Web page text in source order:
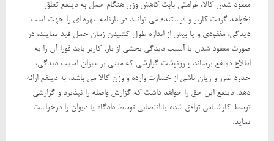
مفقود شدن کالا، غرامتی بابت کاهش وزن هنگام حمل به ذینفع تعلق
نخواهد گرفت.کاربر و فرستنده می توانند در بارنامه، بهره ای را جهت آسب
دیدگی، مفقودی و یا بیش از اندازه طول کشیدن زمان حمل قید نمایند، در
صورت مفقود شدن یا آسیب دیدگی بخشی از بار، کاربر باید فورا آن را به
اطلاع ذینفع برساند و رونوشت گزارشی که مبنی بر میزان آسیب دیدگی،
حدود ضرر و زیان ناشی از خسارت وارده و وزن کالا می باشد، به ذینفع ارائه
دهد. ذینفع این حق را خواهد داشت که گزارش واصله را نپذیرد و گزارشی
توسط کارشناس توافق شده یا انتصابی توسط دادگاه یا دیوان را درخواست
نماید.